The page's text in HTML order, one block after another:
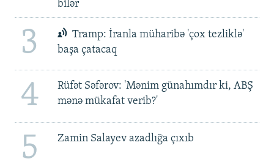
bilər
3
Tramp: İranla müharibə 'çox tezliklə'
başa çatacaq
4
Rüfət Səfərov: 'Mənim günahımdır ki, ABŞ
mənə mükafat verib?'
5 Zamin Salayev azadlığa çıxıb